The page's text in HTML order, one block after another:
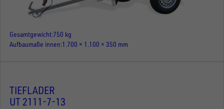
Gesamtgewicht 750 kg
Aufbaumaße innen 1.700 × 1.100 × 350 mm
TIEFLADER
UT 2111-7-13